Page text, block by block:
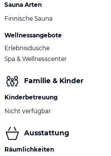
Sauna Arten
Finnische Sauna
Wellnessangebote
Erlebnisdusche
Spa & Wellnesscenter
Familie & Kinder
Kinderbetreuung
Nicht verfügbar
Ausstattung
Räumlichkeiten